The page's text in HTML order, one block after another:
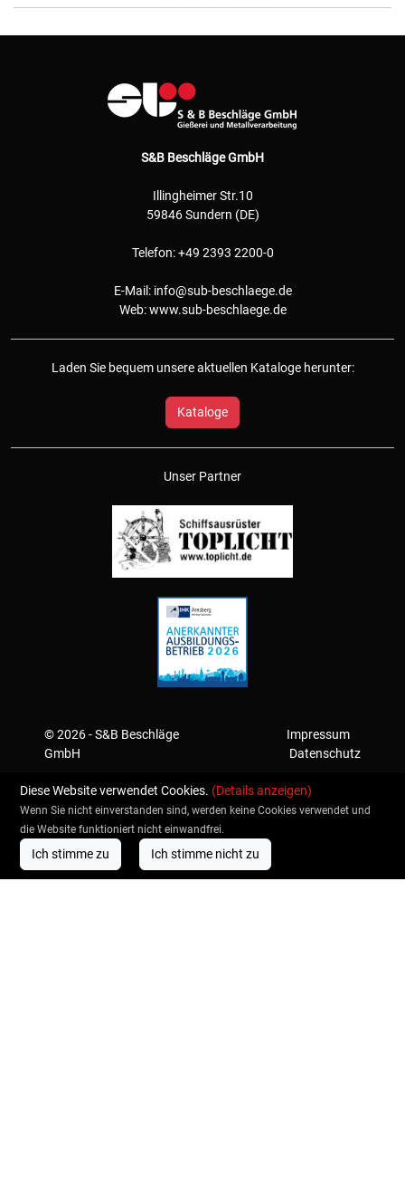
S&B Beschläge GmbH
Illingheimer Str.10
59846 Sundern (DE)
Telefon: +49 2393 2200-0
E-Mail: info@sub-beschlaege.de
Web:www.sub-beschlaege.de
Laden Sie bequem unsere aktuellen Kataloge herunter:
Kataloge
Unser Partner
© 2026 - S&B Beschläge
GmbH
Impressum
Datenschutz
Diese Website verwendet Cookies. (Details anzeigen)
Wenn Sie nicht einverstanden sind, werden keine Cookies verwendet und
die Website funktioniert nicht einwandfrei.
Ich stimme zu Ich stimme nicht zu